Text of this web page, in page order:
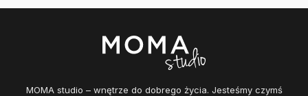
MOMA studio – wnętrze do dobrego życia. Jesteśmy czymś